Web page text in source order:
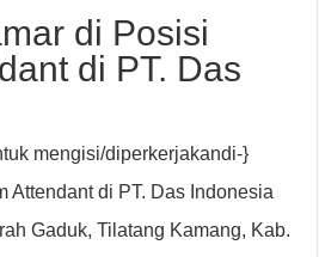
di Posisi
di PT. Das
mengisi/diperkerjakandi-}
Attendant di PT. Das Indonesia
Gaduk, Tilatang Kamang, Kab.